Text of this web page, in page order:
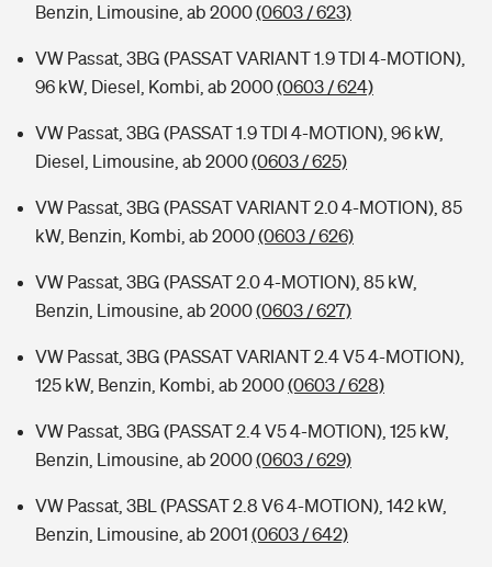
Benzin, Limousine, ab 2000(0603 / 623)
VW Passat, 3BG (PASSAT VARIANT 1.9 TDI 4-MOTION),
96 kW, Diesel, Kombi, ab 2000(0603 / 624)
VW Passat, 3BG (PASSAT 1.9 TDI 4-MOTION), 96 kW,
Diesel, Limousine, ab 2000(0603 / 625)
VW Passat, 3BG (PASSAT VARIANT 2.0 4-MOTION), 85
kW, Benzin, Kombi, ab 2000(0603 / 626)
VW Passat, 3BG (PASSAT 2.0 4-MOTION), 85 kW,
Benzin, Limousine, ab 2000(0603 / 627)
VW Passat, 3BG (PASSAT VARIANT 2.4 V5 4-MOTION),
125 kW, Benzin, Kombi, ab 2000(0603 / 628)
VW Passat, 3BG (PASSAT 2.4 V5 4-MOTION), 125 kW,
Benzin, Limousine, ab 2000(0603 / 629)
VW Passat, 3BL (PASSAT 2.8 V6 4-MOTION), 142 kW,
Benzin, Limousine, ab 2001 (0603 / 642)